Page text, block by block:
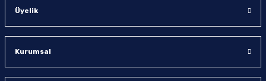
Üyelik
Kurumsal